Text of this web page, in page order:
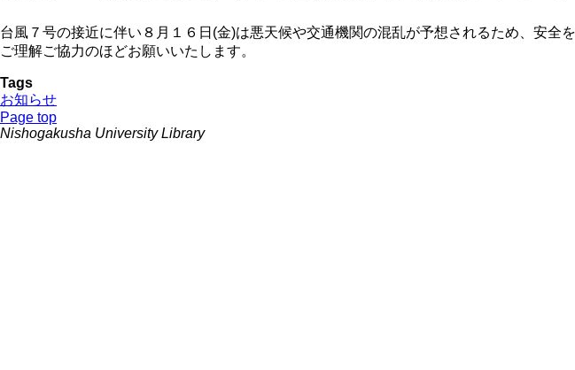
台風７号の接近に伴い８月１６日(金)は悪天候や交通機関の混乱が予想されるため、安全
ご理解ご協力のほどお願いいたします。
Tags
お知らせ
Page top
Nishogakusha University Library